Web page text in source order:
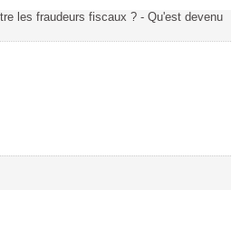
les fraudeurs fiscaux ? - Qu'est devenu